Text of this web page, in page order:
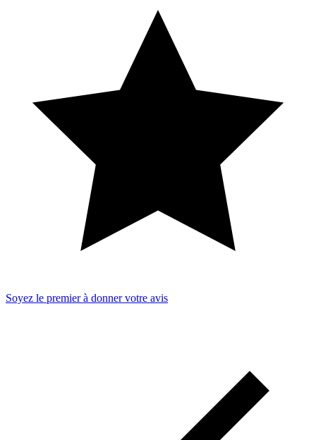
Soyez le premier à donner votre avis